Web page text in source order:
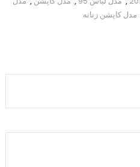
مدل کاپشن زنانه